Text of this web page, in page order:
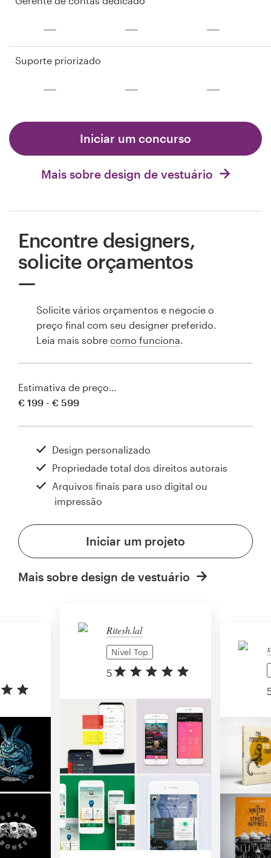
Suporte priorizado
Iniciar um concurso
Mais sobre design de vestuário
Ritesh.lal
Nível Top
5
Encontre designers,
solicite orçamentos
Solicite vários orçamentos e negocie o
preço final com seu designer preferido.
Leia mais sobre como funciona
Estimativa de preço…
€ 199 - € 599
Design personalizado
Propriedade total dos direitos autorais
Arquivos finais para uso digital ou
impressão
Iniciar um projeto
Mais sobre design de vestuário